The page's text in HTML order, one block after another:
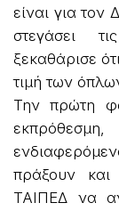
είναι για τον
στεγάσει
ξεκαθάρισε
τιμή των
Την πρώτη
πράξουν και
ΤΑΙΠΕΔ να